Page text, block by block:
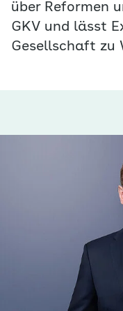
über Reformen
GKV und lässt
Gesellschaft zu